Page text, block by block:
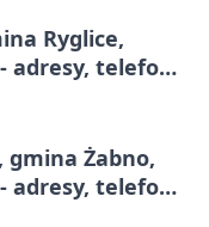
Ryglice,
telefony,
Żabno,
telefony,